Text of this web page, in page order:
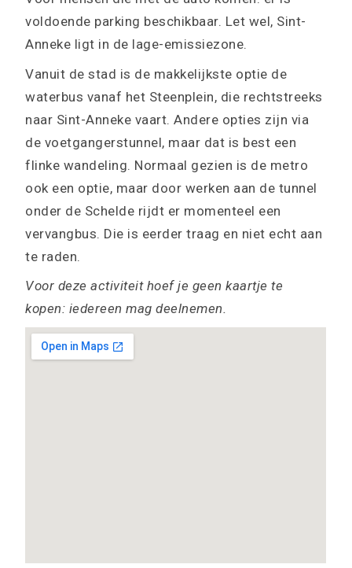
voldoende parking beschikbaar. Let wel, Sint-
Anneke ligt in de lage-emissiezone.
Vanuit de stad is de makkelijkste optie de
waterbus vanaf het Steenplein, die rechtstreeks
naar Sint-Anneke vaart. Andere opties zijn via
de voetgangerstunnel, maar dat is best een
flinke wandeling. Normaal gezien is de metro
ook een optie, maar door werken aan de tunnel
onder de Schelde rijdt er momenteel een
vervangbus. Die is eerder traag en niet echt aan
te raden.
Voor deze activiteit hoef je geen kaartje te
kopen: iedereen mag deelnemen.